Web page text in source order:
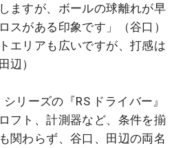
ますが、ボールの球離れが早
スがある印象です」（谷口）
エリアも広いですが、打感は
辺）
リーズの『RS ドライバー』
フト、計測器など、条件を揃
関わらず、谷口、田辺の両名